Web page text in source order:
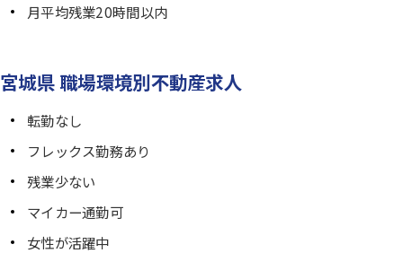
月平均残業20時間以内
宮城県 職場環境別不動産求人
転勤なし
フレックス勤務あり
残業少ない
マイカー通勤可
女性が活躍中